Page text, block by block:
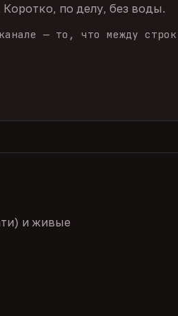
по делу, без воды.
— то, что между
и живые